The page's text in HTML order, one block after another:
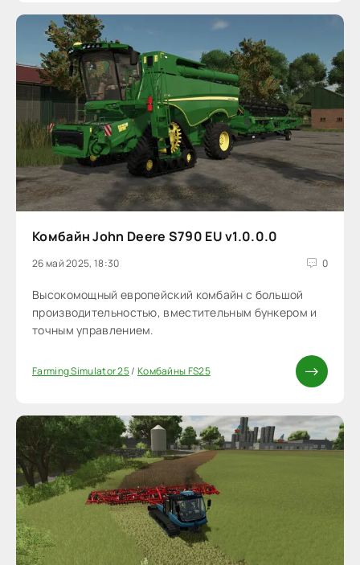
Комбайн John Deere S790 EU v1.0.0.0
26 май 2025, 18:30 0
Высокомощный европейский комбайн с большой
производительностью, вместительным бункером и
точным управлением.
Farming Simulator 25/ Комбайны FS25